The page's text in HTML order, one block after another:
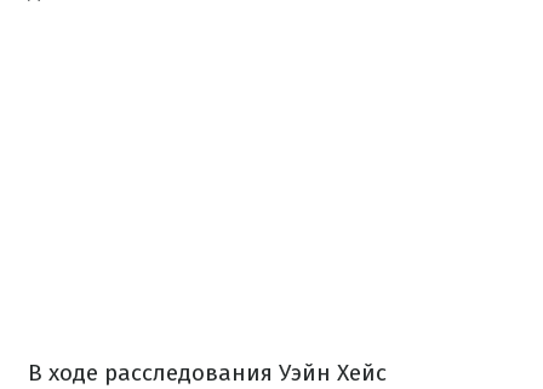
В ходе расследования Уэйн Хейс